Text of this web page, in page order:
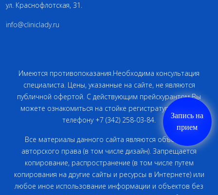
ул. Краснофлотская, 31.
info@cliniclady.ru
Имеются противопоказания.Необходима консультация
специалиста. Цены, указанные на сайте, не являются
публичной офертой. С действующим прейскурантом Вы
можете ознакомиться на стойке регистратуры или по
телефону +7 (342) 258-03-84.
Все материалы данного сайта являются объектами
авторского права (в том числе дизайн). Запрещается
копирование, распространение (в том числе путем
копирования на другие сайты и ресурсы в Интернете) или
любое иное использование информации и объектов без
Запись на
прием